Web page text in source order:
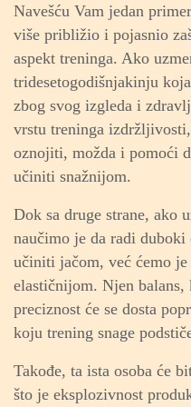
Navešću Vam jedan
više približio i pojasnio
aspekt treninga. Ako
tridesetogodišnjakinju
zbog svog izgleda i
vrstu treninga
oznojiti, možda i pomoći
učiniti snažnijom.
Dok sa druge strane, ako
naučimo je da radi duboki
učiniti jačom, već ćemo
elastičnijom. Njen
preciznost će se dosta
koju trening snage
Takođe, ta ista osoba će
što je eksplozivnost